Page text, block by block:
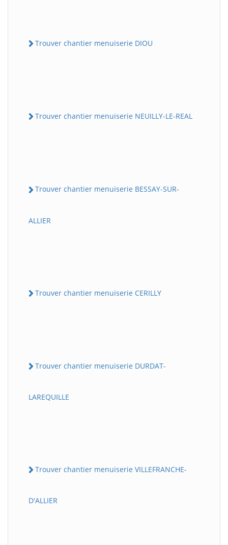
Trouver chantier menuiserie DIOU
Trouver chantier menuiserie NEUILLY-LE-REAL
Trouver chantier menuiserie BESSAY-SUR-
ALLIER
Trouver chantier menuiserie CERILLY
Trouver chantier menuiserie DURDAT-
LAREQUILLE
Trouver chantier menuiserie VILLEFRANCHE-
D'ALLIER